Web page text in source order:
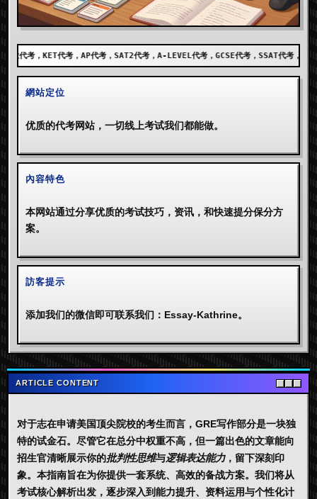
，AP代考，SAT2代考，A-LEVEL代考，GCSE代考，SSAT代考，出国留学代考
網站定位
优质的代考网站，一切线上考试我们都能做。
內容特色
本网站通过分享优质的考试技巧，资讯，和快速提分保分方
案。
訪客提示
添加我们的微信即可联系我们：Essay-Kathrine。
ARTICLE CONTENT
对于志在申请美国顶尖院校的考生而言， GRE写作部分是一块独
特的试金石。尽管它在总分中权重不高，但一篇出色的文章能向
招生官清晰展示你的批判性思维与逻辑表达能力，留下深刻印
象。本指南旨在为你提供一套系统、高效的备战方案。我们将从
考试核心解析出发，逐步深入到能力提升、资料运用与个性化计